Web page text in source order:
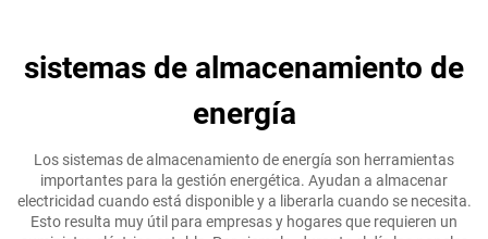
sistemas de almacenamiento de
energía
Los sistemas de almacenamiento de energía son herramientas
importantes para la gestión energética. Ayudan a almacenar
electricidad cuando está disponible y a liberarla cuando se necesita.
Esto resulta muy útil para empresas y hogares que requieren un